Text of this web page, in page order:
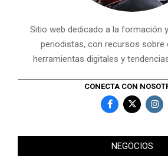
Sitio web dedicado a la formación
periodistas, con recursos sobre
herramientas digitales y
CONECTA CON
NEGOCIOS